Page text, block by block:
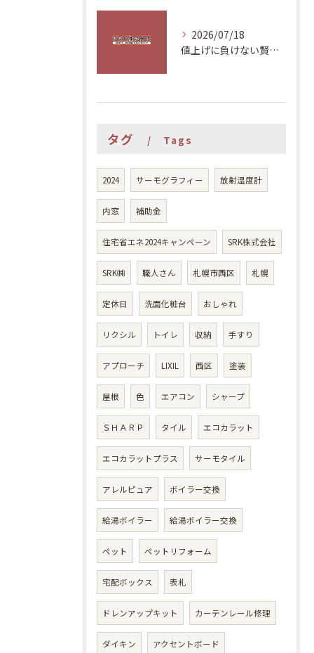
2026/07/18
値上げに負けない賢いリフォーム計画
タグ Tags
2024 サーモグラフィー 放射温度計
内窓 補助金
住宅省エネ2024キャンペーン SRK株式会社
SRK㈱ 職人さん 札幌市西区 札幌
定休日 洗面化粧台 おしゃれ
リクシル トイレ 収納 手すり
アプローチ LIXIL 西区 塗装
屋根 色 エアコン シャープ
ＳＨＡＲＰ タイル エコカラット
エコカラットプラス サーモタイル
アレルピュア ボイラー交換
給湯ボイラー 給湯ボイラー交換
ペット ペットリフォーム
宅配ボックス 表札
ドレンアップキット カーテンレール修理
ダイキン アクセントボード